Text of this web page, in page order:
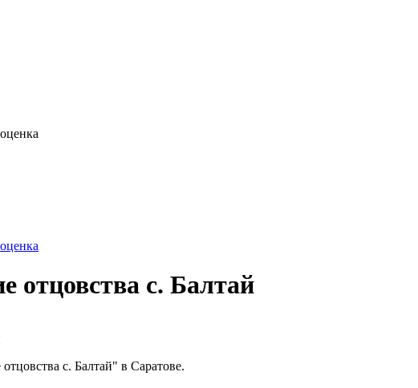
отцовства с. Балтай
с. Балтай" в Саратове.